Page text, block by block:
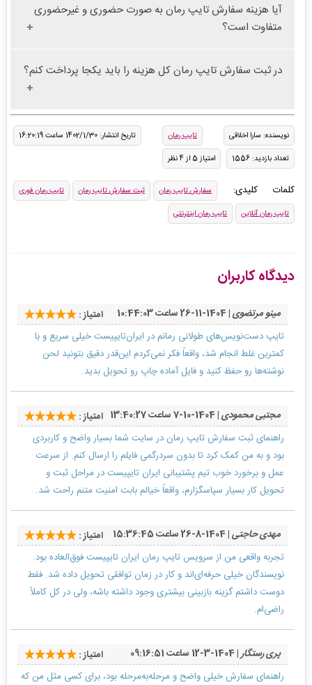
آیا هزینه سفارش تایپ رمان به صورت حضوری و غیرحضوری
متفاوت است؟
در ثبت سفارش تایپ رمان کل هزینه را باید یکجا پرداخت کنم؟
نویسنده: سارا اخلاقی تایپ رمان
تاریخ انتشار: 1402/1/30 ساعت 16:20:19
تعداد بازدید: 1556
امتیاز 5 از 4 نظر
کلمات کلیدی: سفارش تایپ رمان ثبت سفارش تایپ رمان
تایپ رمان فوری
تایپ رمان آنلاین
تایپ رمان اینترنتی
دیدگاه کاربران
مینو مرتضوی| 1404-11-26 ساعت 10:44:03
امتیاز :
تایپ دست‌نویس‌های طولانی رمانم در ایران‌تایپیست خیلی سریع و با
کمترین غلط انجام شد، واقعاً فکر نمی‌کردم این‌قدر دقیق بتونید لحن
نوشته‌ها رو حفظ کنید و فایل آماده چاپ رو تحویل بدید.
مجتبی محمودی| 1404-10-7 ساعت 13:40:27
امتیاز :
راهنمای ثبت سفارش تایپ رمان در سایت شما بسیار واضح و کاربردی
بود و به من کمک کرد تا بدون سردرگمی فایلم را ارسال کنم. از سرعت
عمل و برخورد خوب تیم پشتیبانی ایران تایپیست در مراحل ثبت و
تحویل کار بسیار سپاسگزارم، واقعاً خیالم بابت امنیت متنم راحت شد.
مهدی حاجتی| 1404-8-26 ساعت 15:36:45
امتیاز :
تجربه واقعی من از سرویس تایپ رمان ایران تایپیست فوق‌العاده بود.
نویسندگان خیلی حرفه‌ای‌اند و کار در زمان توافقی تحویل داده شد. فقط
دوست داشتم گزینه بازبینی بیشتری وجود داشته باشه، ولی در کل کاملاً
راضی‌ام.
پری رستگار| 1404-3-12 ساعت 09:16:51
امتیاز :
راهنمای سفارش خیلی واضح و مرحله‌به‌مرحله بود، برای کسی مثل من که